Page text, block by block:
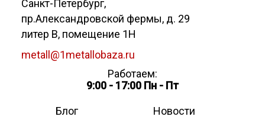
Санкт-Петербург,
пр.Александровской фермы, д. 29
литер В, помещение 1Н
metall@1metallobaza.ru
Работаем:
9:00 - 17:00 Пн - Пт
Блог
Новости